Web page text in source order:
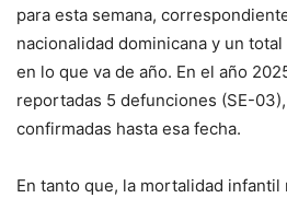
para esta semana,
nacionalidad dominicana y un
en lo que va de año. En el año
reportadas 5 defunciones (SE-
confirmadas hasta esa fecha.
En tanto que, la mortalidad